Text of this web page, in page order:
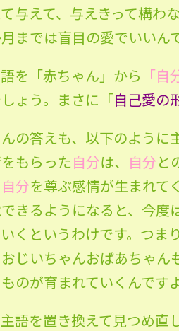
与えて、与えきって構わ
までは盲目の愛でいいん
を「赤ちゃん」から 「自
ょう。まさに「自己愛の
の答えも、以下のように
もらった自分は、 自分と
自分を尊ぶ感情が生まれて
きるようになると、今度
くというわけです。つまり
じいちゃんおばあちゃ
のが育まれていくんです
語を置き換えて見つめ